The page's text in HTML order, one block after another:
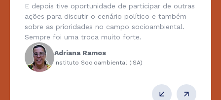
E depois tive oportunidade de participar de outras
ações para discutir o cenário político e também
sobre as prioridades no campo socioambiental.
Sempre foi uma troca muito forte.
Adriana Ramos
Instituto Socioambiental (ISA)